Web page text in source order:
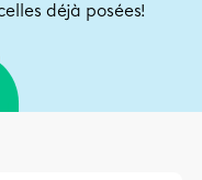
déjà posées!